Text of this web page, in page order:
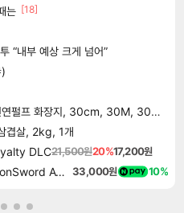
는 [18]
“내부 예상 크게 넘어”
프 화장지, 30cm, 30M, 30롤, 2팩
겹살, 2kg, 1개
DLC21,500원20%17,200원
드래곤소드 어웨이크닝 DragonSword Awakening 33,000원 10%